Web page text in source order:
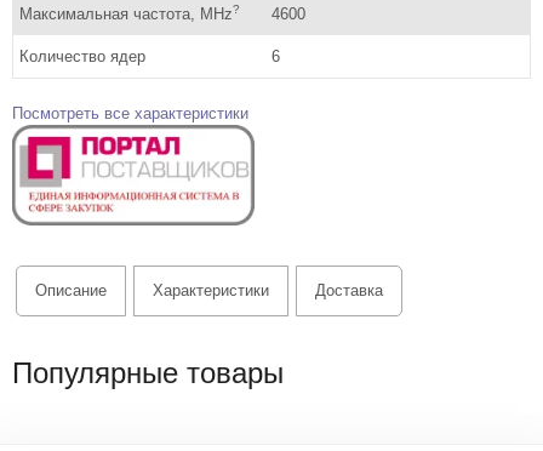
Максимальная частота, MHz? 4600
Количество ядер 6
Посмотреть все характеристики
Описание Характеристики Доставка
Популярные товары